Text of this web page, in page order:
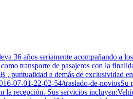
36 años seriamente acompañando a
transporte de pasajeros con la
puntualidad a demás de exclusividad
07-01-22-02-54/traslado-de-
la recepción. Sus servicios